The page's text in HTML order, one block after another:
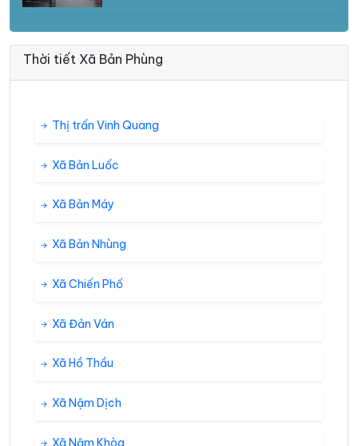
Thời tiết Xã Bản Phùng
Thị trấn Vinh Quang
Xã Bản Luốc
Xã Bản Máy
Xã Bản Nhùng
Xã Chiến Phố
Xã Đản Ván
Xã Hồ Thầu
Xã Nậm Dịch
Xã Nậm Khòa